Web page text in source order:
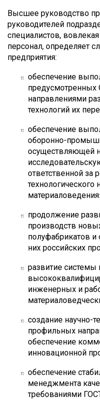
Высшее руководство
руководителей
специалистов,
персонал, определяет
предприятия:
обеспечение
предусмотренных
направлениями
технологий их
обеспечение
оборонно-
осуществляющей
ответственной за
технологического
продолжение
производств
полуфабрикатов и
них российских
развитие системы
инженерных и
создание научно-
профильных
обеспечение
инновационной
обеспечение
менеджмента
требованиями